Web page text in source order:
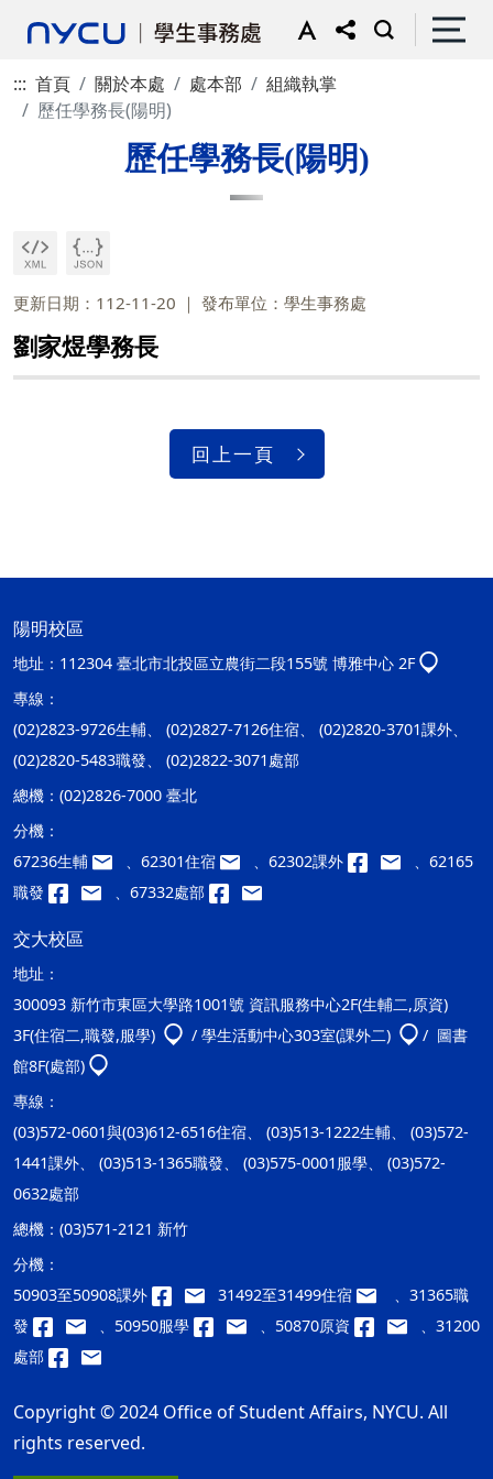
::: 首頁 關於本處 處本部
組織執掌
歷任學務長(陽明)
歷任學務長(陽明)
更新日期：112-11-20 發布單位：學生事務處
劉家煜學務長
回上一頁
陽明校區
地址： 112304 臺北市北投區立農街二段155號 博雅中心 2F
專線：
(02)2823-9726生輔、 (02)2827-7126住宿、 (02)2820-3701課外、
(02)2820-5483職發、 (02)2822-3071處部
總機： (02)2826-7000 臺北
分機：
67236生輔
、62301住宿 、62302課外
、62165
職發
、67332處部
交大校區
地址：
300093 新竹市東區大學路1001號 資訊服務中心2F(生輔二,原資)
3F(住宿二,職發,服學)
/ 學生活動中心303室(課外二)
/ 圖書
館8F(處部)
專線：
(03)572-0601與(03)612-6516住宿、 (03)513-1222生輔、 (03)572-
1441課外、 (03)513-1365職發、 (03)575-0001服學、 (03)572-
0632處部
總機： (03)571-2121 新竹
分機：
50903至50908課外
31492至31499住宿
、31365職
發
、50950服學 、50870原資
、31200
處部
Copyright © 2024 Office of Student Affairs, NYCU. All
rights reserved.